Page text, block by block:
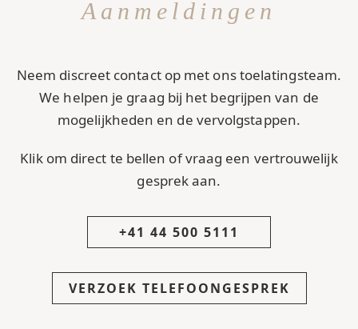
Aanmeldingen
Neem discreet contact op met ons toelatingsteam.
We helpen je graag bij het begrijpen van de
mogelijkheden en de vervolgstappen.
Klik om direct te bellen of vraag een vertrouwelijk
gesprek aan.
+41 44 500 5111
VERZOEK TELEFOONGESPREK